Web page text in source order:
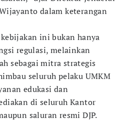
dalam keterangan
ini bukan hanya
regulasi, melainkan
sebagai mitra strategis
seluruh pelaku UMKM
edukasi dan
di seluruh Kantor
saluran resmi DJP.